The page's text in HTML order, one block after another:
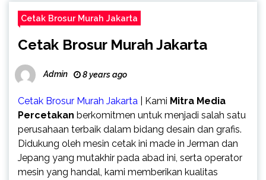
Cetak Brosur Murah Jakarta
Cetak Brosur Murah Jakarta
Admin 8 years ago
Cetak Brosur Murah Jakarta | Kami Mitra Media
Percetakan berkomitmen untuk menjadi salah satu
perusahaan terbaik dalam bidang desain dan grafis.
Didukung oleh mesin cetak ini made in Jerman dan
Jepang yang mutakhir pada abad ini, serta operator
mesin yang handal, kami memberikan kualitas